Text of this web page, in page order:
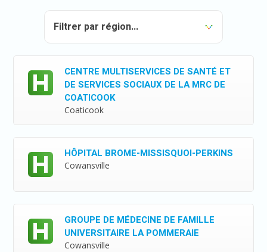
CENTRE MULTISERVICES DE SANTÉ ET
DE SERVICES SOCIAUX DE LA MRC DE
COATICOOK
Coaticook
HÔPITAL BROME-MISSISQUOI-PERKINS
Cowansville
GROUPE DE MÉDECINE DE FAMILLE
UNIVERSITAIRE LA POMMERAIE
Cowansville